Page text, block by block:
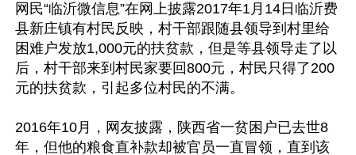
网民“临沂微信息”在网上披露2017年1月14日临沂费
县新庄镇有村民反映，村干部跟随县领导到村里给
困难户发放1,000元的扶贫款，但是等县领导走了以
后，村干部来到村民家要回800元，村民只得了200
元的扶贫款，引起多位村民的不满。
2016年10月，网友披露，陕西省一贫困户已去世8
年，但他的粮食直补款却被官员一直冒领，直到该